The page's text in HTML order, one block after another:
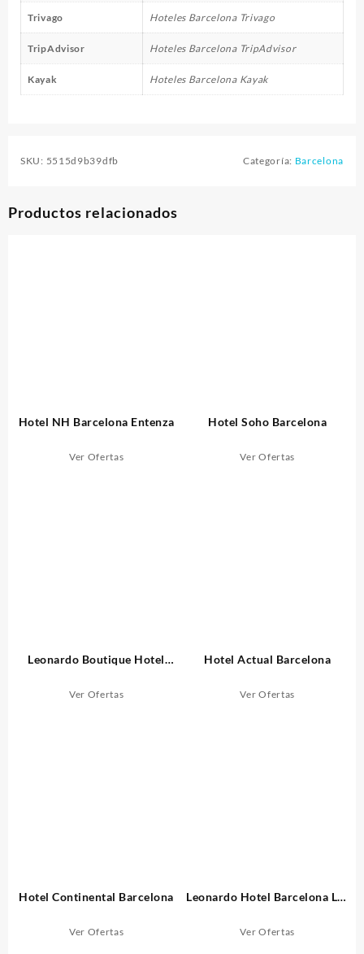
Trivago Hoteles Barcelona Trivago
TripAdvisor Hoteles Barcelona TripAdvisor
Kayak Hoteles Barcelona Kayak
SKU: 5515d9b39dfb Categoría: Barcelona
Productos relacionados
Hotel NH Barcelona Entenza
Ver Ofertas
Hotel Soho Barcelona
Ver Ofertas
Leonardo Boutique Hotel
Ver Ofertas
Hotel Actual Barcelona
Ver Ofertas
Hotel Continental Barcelona
Ver Ofertas
Leonardo Hotel Barcelona Las
Ver Ofertas